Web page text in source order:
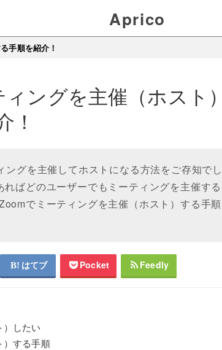
Aprico
手順を紹介！
ングを主催（ホスト）
！
グを主催してホストになる方法をご存知でし
ばどのユーザーでもミーティングを主催する
でミーティングを主催（ホスト）する手順
はてブ Pocket Feedly
したい
）する手順